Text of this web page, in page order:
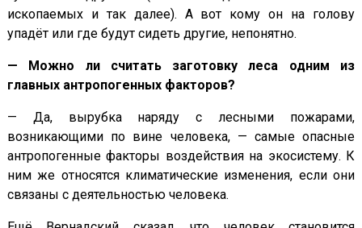
ископаемых и так далее). А вот кому он на голову
упадёт или где будут сидеть другие, непонятно.
— Можно ли считать заготовку леса одним из
главных антропогенных факторов?
— Да, вырубка наряду с лесными пожарами,
возникающими по вине человека, — самые опасные
антропогенные факторы воздействия на экосистему. К
ним же относятся климатические изменения, если они
связаны с деятельностью человека.